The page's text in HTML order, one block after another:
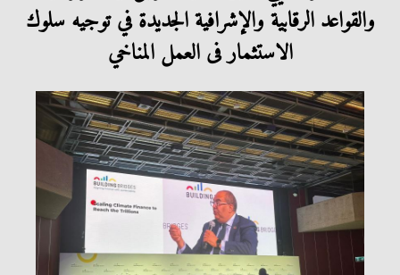
والقواعد الرقابية والإشرافية الجديدة في توجيه سلوك
الاستثمار فى العمل المناخي